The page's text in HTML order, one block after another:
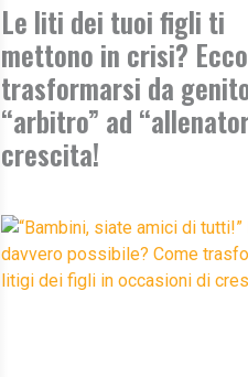
IN EVIDENZA
Figli in crescita
Adolescenza
Le liti dei tuoi figli ti
mettono in crisi?
trasformarsi da
“arbitro” ad
crescita!